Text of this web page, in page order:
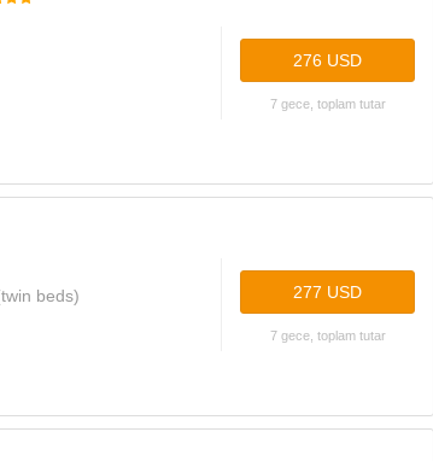
276 USD
7 gece, toplam tutar
beds)
277 USD
7 gece, toplam tutar